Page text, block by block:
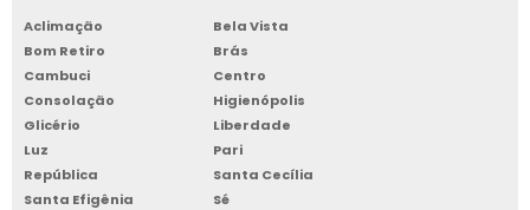
ESTANTE DE AÇO REFORÇADA OSASCO
ROUPEIRO DE AÇO PARA ALOJAMENTO SÃO BERNARDO DO
CAMPO
CADEIRA EAMES OSASCO
Aclimação
Bela Vista
Bom Retiro
Brás
Cambuci
Centro
Consolação
Higienópolis
Glicério
Liberdade
Luz
Pari
República
Santa Cecília
Santa Efigênia
Sé